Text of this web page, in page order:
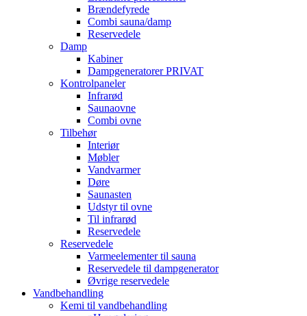
Brændefyrede
Combi sauna/damp
Reservedele
Damp
Kabiner
Dampgeneratorer PRIVAT
Kontrolpaneler
Infrarød
Saunaovne
Combi ovne
Tilbehør
Interiør
Møbler
Vandvarmer
Døre
Saunasten
Udstyr til ovne
Til infrarød
Reservedele
Reservedele
Varmeelementer til sauna
Reservedele til dampgenerator
Øvrige reservedele
Vandbehandling
Kemi til vandbehandling